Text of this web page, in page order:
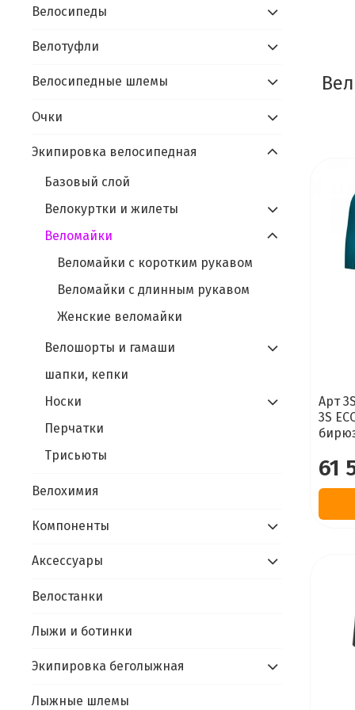
Арт
3S
61
Велосипеды
Велотуфли
Велосипедные шлемы
Очки
Экипировка велосипедная
Базовый слой
Велокуртки и жилеты
Веломайки
Веломайки с коротким рукавом
Веломайки с длинным рукавом
Женские веломайки
Велошорты и гамаши
шапки, кепки
Носки
Перчатки
Трисьюты
Велохимия
Компоненты
Аксессуары
Велостанки
Лыжи и ботинки
Экипировка беголыжная
Лыжные шлемы